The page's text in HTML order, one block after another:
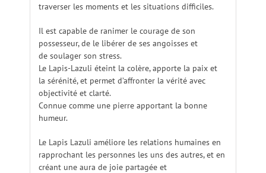
traverser les moments et les situations difficiles.
Il est capable de ranimer le courage de son
possesseur, de le libérer de ses angoisses et
de soulager son stress.
Le Lapis-Lazuli éteint la colère, apporte la paix et
la sérénité, et permet d’affronter la vérité avec
objectivité et clarté.
Connue comme une pierre apportant la bonne
humeur.
Le Lapis Lazuli améliore les relations humaines en
rapprochant les personnes les uns des autres, et en
créant une aura de joie partagée et